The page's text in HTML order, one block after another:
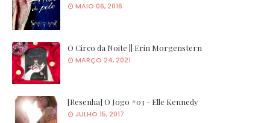
MAIO 06, 2016
O Circo da Noite || Erin Morgenstern
MARÇO 24, 2021
[Resenha] O Jogo #03 - Elle Kennedy
JULHO 15, 2017